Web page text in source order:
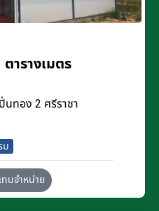
ตารางเมตร
ทอง 2 ศรีราชา
ม.
นจำหน่าย